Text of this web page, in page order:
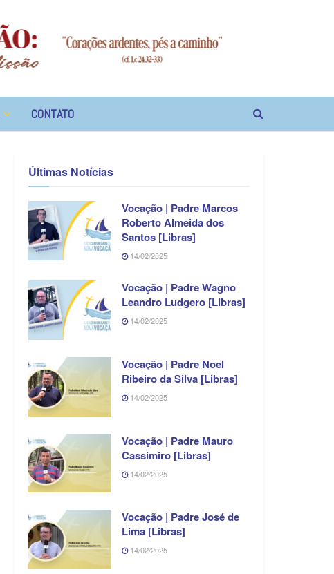
CONTATO
Últimas Notícias
Vocação | Padre Marcos
Roberto Almeida dos
Santos [Libras]
14/02/2025
Vocação | Padre Wagno
Leandro Ludgero [Libras]
14/02/2025
Vocação | Padre Noel
Ribeiro da Silva [Libras]
14/02/2025
Vocação | Padre Mauro
Cassimiro [Libras]
14/02/2025
Vocação | Padre José de
Lima [Libras]
14/02/2025